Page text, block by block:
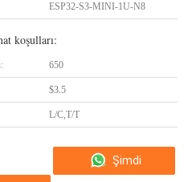
ESP32-S3-MINI-1U-N8
koşulları:
650
$3.5
L/C,T/T
Şimdi